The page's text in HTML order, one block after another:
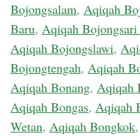
Bojongsalam, Aqiqah
Baru, Aqiqah
Aqiqah Bojongslawi,
Bojongtengah, Aqiqah
Aqiqah Bonang, Aqiqah
Aqiqah Bongas, Aqiqah
Wetan, Aqiqah Bongkok,